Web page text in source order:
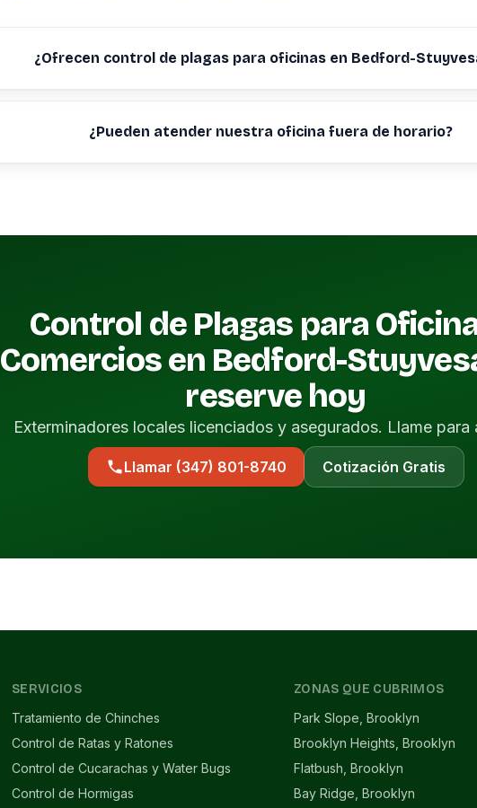
¿Ofrecen control de plagas para oficinas en Bedford-
¿Pueden atender nuestra oficina fuera de horario?
Control de Plagas para
Comercios en Bedford-
reserve hoy
Exterminadores locales licenciados y asegurados. Llame para
Llamar (347) 801-8740 Cotización Gratis
SERVICIOS
Tratamiento de Chinches
Control de Ratas y Ratones
Control de Cucarachas y Water Bugs
Control de Hormigas
ZONAS QUE CUBRIMOS
Park Slope, Brooklyn
Brooklyn Heights, Brooklyn
Flatbush, Brooklyn
Bay Ridge, Brooklyn